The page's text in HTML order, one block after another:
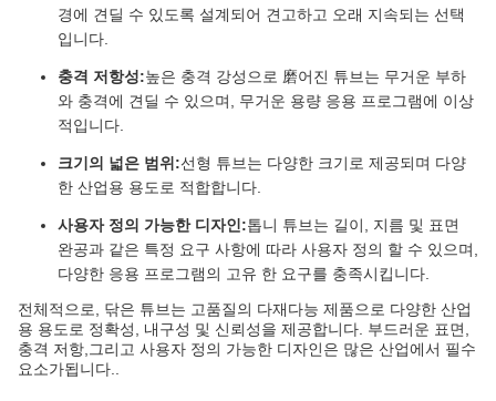
경에 견딜 수 있도록 설계되어 견고하고 오래 지속되는 선택
입니다.
충격 저항성:높은 충격 강성으로 磨어진 튜브는 무거운 부하
와 충격에 견딜 수 있으며, 무거운 용량 응용 프로그램에 이상
적입니다.
크기의 넓은 범위:선형 튜브는 다양한 크기로 제공되며 다양
한 산업용 용도로 적합합니다.
사용자 정의 가능한 디자인:톱니 튜브는 길이, 지름 및 표면
완공과 같은 특정 요구 사항에 따라 사용자 정의 할 수 있으며,
다양한 응용 프로그램의 고유 한 요구를 충족시킵니다.
전체적으로, 닦은 튜브는 고품질의 다재다능 제품으로 다양한 산업
용 용도로 정확성, 내구성 및 신뢰성을 제공합니다. 부드러운 표면,
충격 저항,그리고 사용자 정의 가능한 디자인은 많은 산업에서 필수
요소가됩니다..